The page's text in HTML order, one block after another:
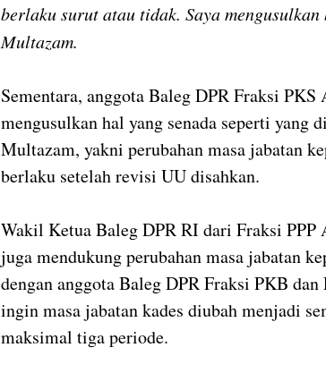
berlaku surut atau tidak. Saya
Multazam.
Sementara, anggota Baleg DPR Fraksi
mengusulkan hal yang senada seperti yang
Multazam, yakni perubahan masa jabatan
berlaku setelah revisi UU disahkan.
Wakil Ketua Baleg DPR RI dari Fraksi
juga mendukung perubahan masa jabatan
dengan anggota Baleg DPR Fraksi PKB
ingin masa jabatan kades diubah menjadi
maksimal tiga periode.